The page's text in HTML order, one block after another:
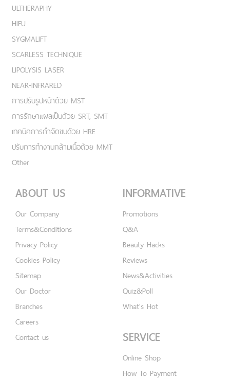
ULTHERAPHY
HIFU
SYGMALIFT
SCARLESS TECHNIQUE
LIPOLYSIS LASER
NEAR-INFRARED
การปรับรูปหน้าด้วย MST
การรักษาแผลเป็นด้วย SRT, SMT
เทคนิคการกำจัดขนด้วย HRE
ปรับการทำงานกล้ามเนื้อด้วย MMT
Other
ABOUT US
Our Company
Terms&Conditions
Privacy Policy
Cookies Policy
Sitemap
Our Doctor
Branches
Careers
Contact us
INFORMATIVE
Promotions
Q&A
Beauty Hacks
Reviews
News&Activities
Quiz&Poll
What's Hot
SERVICE
Online Shop
How To Payment